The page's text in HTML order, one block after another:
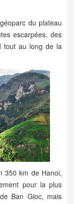
du plateau
escarpées, des
tout au long de la
350 km de Hanoi,
pour la plus
Ban Gioc, mais